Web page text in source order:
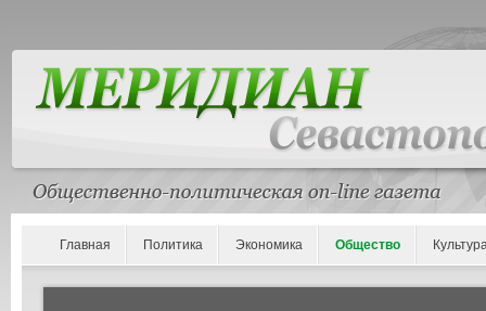
Главная Политика Экономика Общество